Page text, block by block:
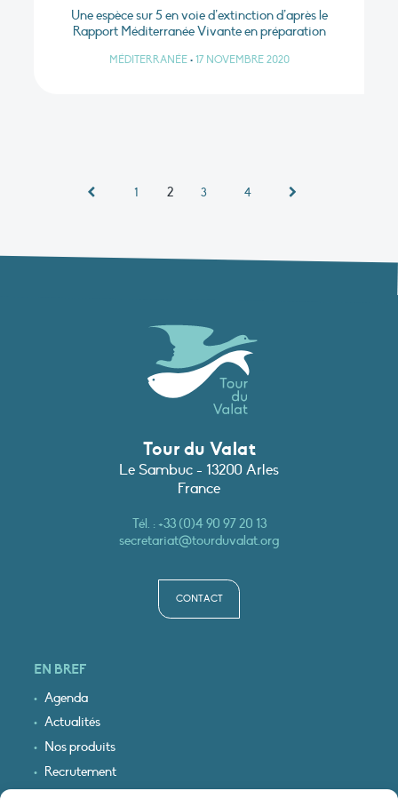
Une espèce sur 5 en voie d’extinction d’après le
Rapport Méditerranée Vivante en préparation
MÉDITERRANÉE • 17 NOVEMBRE 2020
1 2 3 4
Tour du Valat
Le Sambuc - 13200 Arles
France
Tél. :+33 (0)4 90 97 20 13
secretariat@tourduvalat.org
CONTACT
EN BREF
Agenda
Actualités
Nos produits
Recrutement